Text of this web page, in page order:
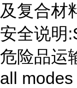
及复合材
安全说明
危险品运
all